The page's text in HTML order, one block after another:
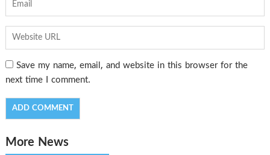
Save my name, email, and website in this browser for the
next time I comment.
More News